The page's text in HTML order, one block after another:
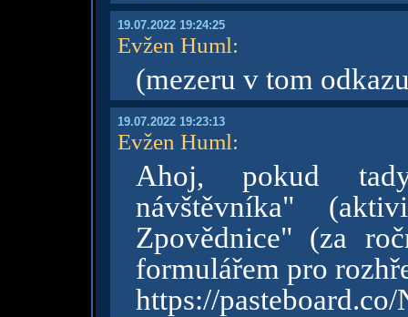
19.07.2022 19:24:25
Evžen Huml:
(mezeru v tom
19.07.2022 19:23:13
Evžen Huml:
Ahoj, pokud
návštěvníka"
Zpovědnice" (za
formulářem pro
https://